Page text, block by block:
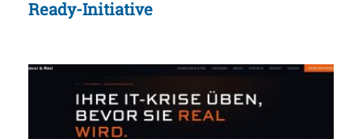
Ready-Initiative